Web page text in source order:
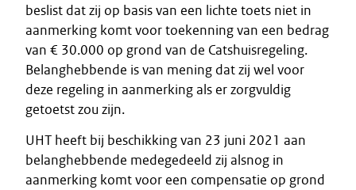
beslist dat zij op basis van een lichte toets niet in
aanmerking komt voor toekenning van een bedrag
van € 30.000 op grond van de Catshuisregeling.
Belanghebbende is van mening dat zij wel voor
deze regeling in aanmerking als er zorgvuldig
getoetst zou zijn.
UHT heeft bij beschikking van 23 juni 2021 aan
belanghebbende medegedeeld zij alsnog in
aanmerking komt voor een compensatie op grond